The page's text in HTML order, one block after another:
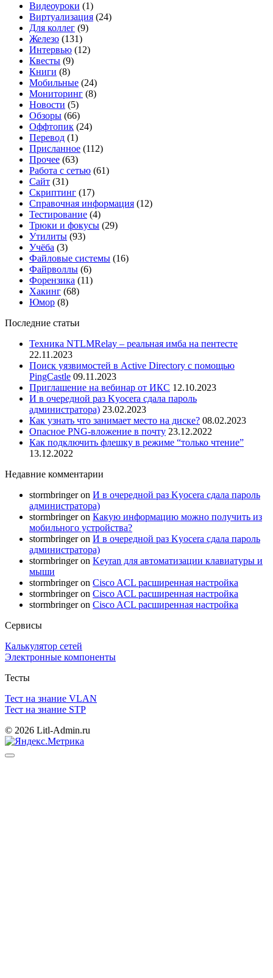
Видеоуроки (1)
Виртуализация (24)
Для коллег (9)
Железо (131)
Интервью (12)
Квесты (9)
Книги (8)
Мобильные (24)
Мониторинг (8)
Новости (5)
Обзоры (66)
Оффтопик (24)
Перевод (1)
Присланное (112)
Прочее (63)
Работа с сетью (61)
Сайт (31)
Скриптинг (17)
Справочная информация (12)
Тестирование (4)
Трюки и фокусы (29)
Утилиты (93)
Учёба (3)
Файловые системы (16)
Файрволлы (6)
Форензика (11)
Хакинг (68)
Юмор (8)
Последние статьи
Техника NTLMRelay – реальная имба на пентесте
22.11.2023
Поиск уязвимостей в Active Directory с помощью
PingCastle 09.11.2023
Приглашение на вебинар от ИКС 12.10.2023
И в очередной раз Kyocera сдала пароль
администратора) 23.02.2023
Как узнать что занимает место на диске? 08.02.2023
Опасное PNG-вложение в почту 23.12.2022
Как подключить флешку в режиме “только чтение”
13.12.2022
Недавние комментарии
stormbringeron И в очередной раз Kyocera сдала пароль
администратора)
stormbringeron Какую информацию можно получить из
мобильного устройства?
stormbringeron И в очередной раз Kyocera сдала пароль
администратора)
stormbringeron Keyran для автоматизации клавиатуры и
мыши
stormbringeron Cisco ACL расширенная настройка
stormbringeron Cisco ACL расширенная настройка
stormbringeron Cisco ACL расширенная настройка
Сервисы
Калькулятор сетей
Электронные компоненты
Тесты
Тест на знание VLAN
Тест на знание STP
© 2026 Litl-Admin.ru